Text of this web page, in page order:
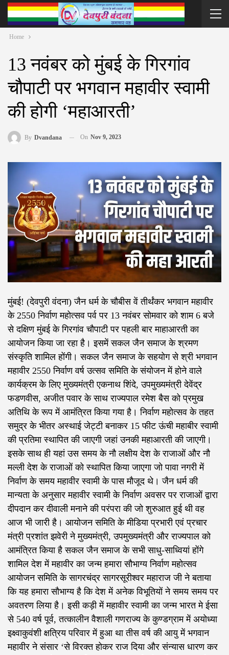
Home
13 नवंबर को मुंबई के गिरगांव
चौपाटी पर भगवान महावीर स्वामी
की होगी ‘महाआरती’
By Dvandana On Nov 9, 2023
मुंबई! (देवपुरी वंदना) जैन धर्म के चौबीस वें तीर्थंकर भगवान महावीर
के 2550 निर्वाण महोत्सव पर्व पर 13 नवंबर सोमवार को शाम 6 बजे
से दक्षिण मुंबई के गिरगांव चौपाटी पर पहली बार माहाआरती का
आयोजन किया जा रहा है। इसमें सकल जैन समाज के श्रमण
संस्कृति शामिल होंगी। सकल जैन समाज के सहयोग से श्री भगवान
महावीर 2550 निर्वाण वर्ष उत्सव समिति के संयोजन में होने वाले
कार्यक्रम के लिए मुख्यमंत्री एकनाथ शिंदे, उपमुख्यमंत्री देवेंद्र
फडणवीस, अजीत पवार के साथ राज्यपाल रमेश बैस को प्रमुख
अतिथि के रूप में आमंत्रित किया गया है। निर्वाण महोत्सव के तहत
समुद्र के भीतर अस्थाई जेट्टी बनाकर 15 फीट ऊंची महाबीर स्वामी
की प्रतिमा स्थापित की जाएगी जहां उनकी महाआरती की जाएगी।
इसके साथ ही यहां उस समय के नौ लक्षीय देश के राजाओं और नौ
मल्ली देश के राजाओं को स्थापित किया जाएगा जो पावा नगरी में
निर्वाण के समय महावीर स्वामी के पास मौजूद थे। जैन धर्म की
मान्यता के अनुसार महावीर स्वामी के निर्वाण अवसर पर राजाओं द्वारा
दीपदान कर दीवाली मनाने की परंपरा की जो शुरुआत हुई थी वह
आज भी जारी है। आयोजन समिति के मीडिया प्रभारी एवं प्रचार
मंत्री प्रशांत झवेरी ने मुख्यमंत्री, उपमुख्यमंत्री और राज्यपाल को
आमंत्रित किया है सकल जैन समाज के सभी साधु-साध्वियां होंगे
शामिल देश में महावीर का जन्म हमारा सौभाग्य निर्वाण महोत्सव
आयोजन समिति के सागरचंद्र सागरसूरीश्वर महाराज जी ने बताया
कि यह हमारा सौभाग्य है कि देश में अनेक विभूतियों ने समय समय पर
अवतरण लिया है। इसी कड़ी में महावीर स्वामी का जन्म भारत मे ईसा
से 540 वर्ष पूर्व, तत्कालीन वैशाली गणराज्य के कुण्डग्राम में अयोध्या
इक्ष्वाकुवंशी क्षत्रिय परिवार में हुआ था तीस वर्ष की आयु में भगवान
महावीर ने संसार ‘से विरक्त होकर राज दिया और संन्यास धारण कर